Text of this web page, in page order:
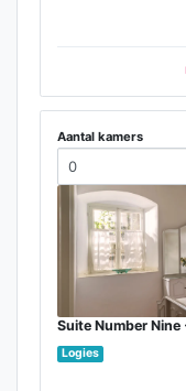
Aantal kamers
Suite Number Nine
Logies